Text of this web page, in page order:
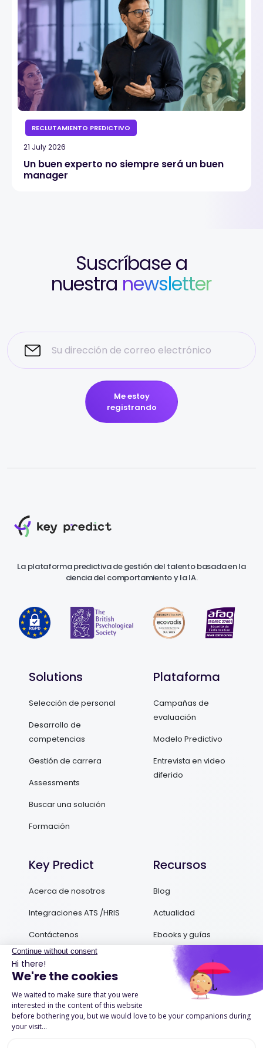
RECLUTAMIENTO PREDICTIVO
21 July 2026
Un buen experto no siempre será un buen
manager
Suscríbase a
nuestra newsletter
Me estoy
registrando
La plataforma predictiva de gestión del talento basada en la
ciencia del comportamiento y la IA.
Solutions
Selección de personal
Desarrollo de
competencias
Gestión de carrera
Assessments
Buscar una solución
Formación
Plataforma
Campañas de
evaluación
Modelo Predictivo
Entrevista en video
diferido
Key Predict
Acerca de nosotros
Integraciones ATS /HRIS
Contáctenos
Recursos
Blog
Actualidad
Ebooks y guías
Podcasts
Success Stories